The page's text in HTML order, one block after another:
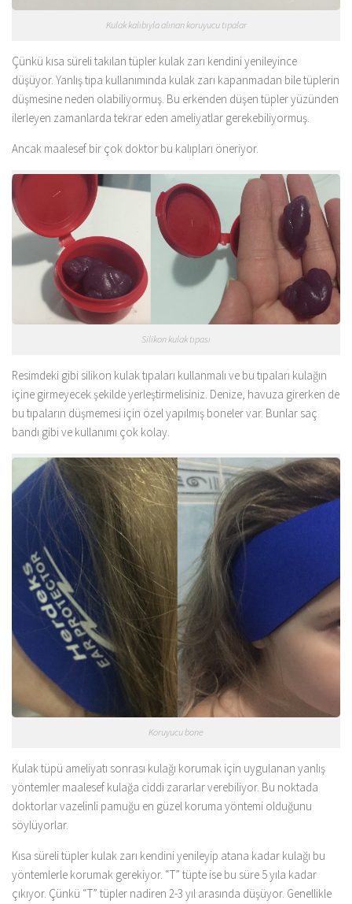
Kulak kalıbıyla alınan koruyucu tıpalar
Çünkü kısa süreli takılan tüpler kulak zarı kendini yenileyince
düşüyor. Yanlış tıpa kullanımında kulak zarı kapanmadan bile tüplerin
düşmesine neden olabiliyormuş. Bu erkenden düşen tüpler yüzünden
ilerleyen zamanlarda tekrar eden ameliyatlar gerekebiliyormuş.
Ancak maalesef bir çok doktor bu kalıpları öneriyor.
Silikon kulak tıpası
Resimdeki gibi silikon kulak tıpaları kullanmalı ve bu tıpaları kulağın
içine girmeyecek şekilde yerleştirmelisiniz. Denize, havuza girerken de
bu tıpaların düşmemesi için özel yapılmış boneler var. Bunlar saç
bandı gibi ve kullanımı çok kolay.
Koruyucu bone
Kulak tüpü ameliyatı sonrası kulağı korumak için uygulanan yanlış
yöntemler maalesef kulağa ciddi zararlar verebiliyor. Bu noktada
doktorlar vazelinli pamuğu en güzel koruma yöntemi olduğunu
söylüyorlar.
Kısa süreli tüpler kulak zarı kendini yenileyip atana kadar kulağı bu
yöntemlerle korumak gerekiyor. “T” tüpte ise bu süre 5 yıla kadar
çıkıyor. Çünkü “T” tüpler nadiren 2-3 yıl arasında düşüyor. Genellikle